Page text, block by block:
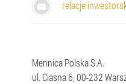
relacje
Mennica Polska S.A.
ul. Ciasna 6, 00-232